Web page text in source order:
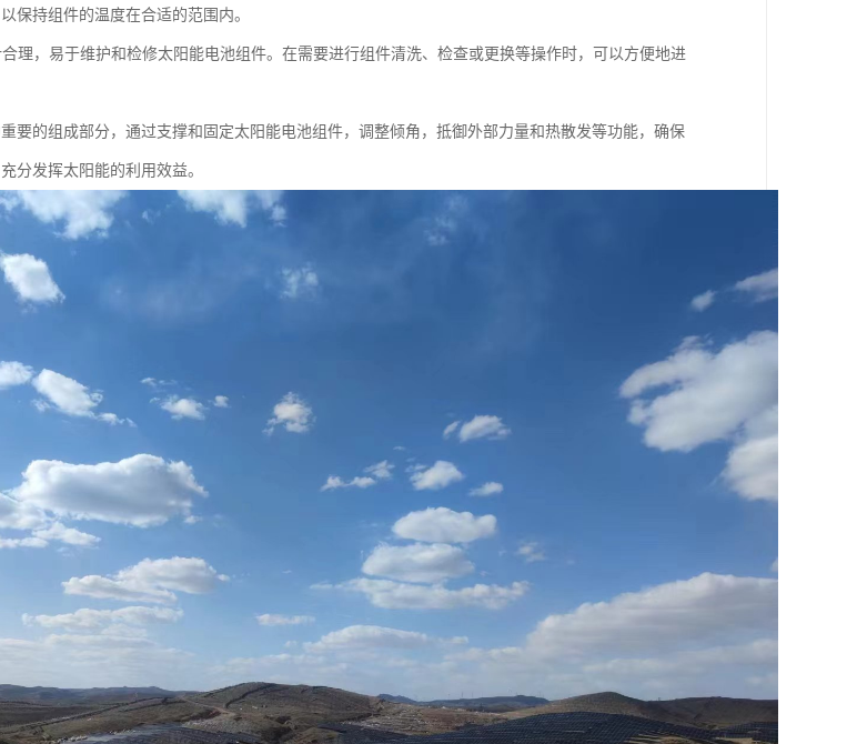
保持组件的温度在合适的范围内。
理，易于维护和检修太阳能电池组件。在需要进行组件清洗、检查或更换等操作时，可以方便地进
要的组成部分，通过支撑和固定太阳能电池组件，调整倾角，抵御外部力量和热散发等功能，确保
分发挥太阳能的利用效益。